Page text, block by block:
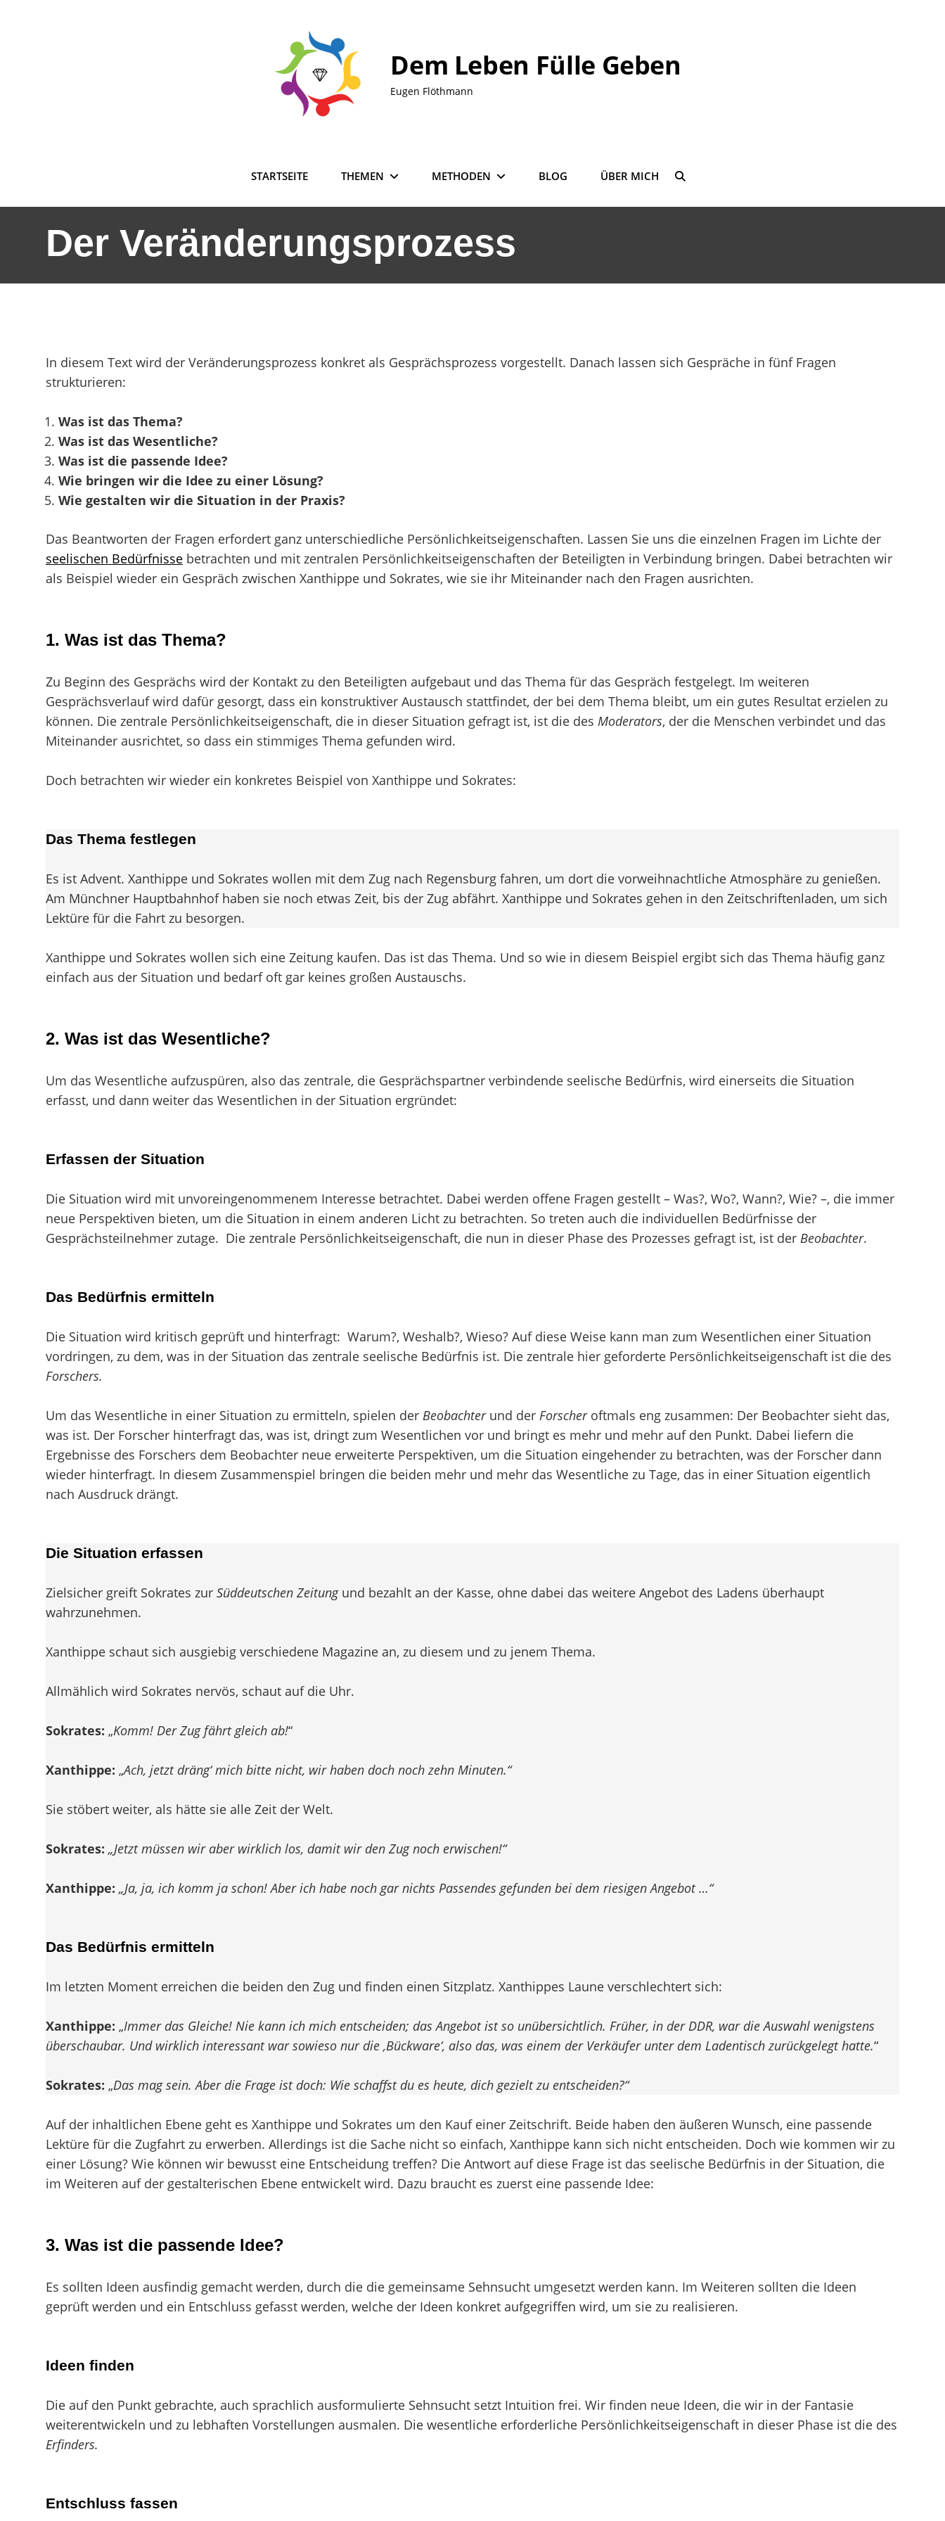
Dem Leben Fülle Geben
Eugen Flöthmann
STARTSEITE THEMEN METHODEN BLOG ÜBER MICH
Der Veränderungsprozess
In diesem Text wird der Veränderungsprozess konkret als Gesprächsprozess vorgestellt. Danach lassen sich Gespräche in fünf Fragen
strukturieren:
Was ist das Thema?
Was ist das Wesentliche?
Was ist die passende Idee?
Wie bringen wir die Idee zu einer Lösung?
Wie gestalten wir die Situation in der Praxis?
Das Beantworten der Fragen erfordert ganz unterschiedliche Persönlichkeitseigenschaften. Lassen Sie uns die einzelnen Fragen im Lichte der
seelischen Bedürfnisse betrachten und mit zentralen Persönlichkeitseigenschaften der Beteiligten in Verbindung bringen. Dabei betrachten wir
als Beispiel wieder ein Gespräch zwischen Xanthippe und Sokrates, wie sie ihr Miteinander nach den Fragen ausrichten.
1. Was ist das Thema?
Zu Beginn des Gesprächs wird der Kontakt zu den Beteiligten aufgebaut und das Thema für das Gespräch festgelegt. Im weiteren
Gesprächsverlauf wird dafür gesorgt, dass ein konstruktiver Austausch stattfindet, der bei dem Thema bleibt, um ein gutes Resultat erzielen zu
können. Die zentrale Persönlichkeitseigenschaft, die in dieser Situation gefragt ist, ist die des Moderators, der die Menschen verbindet und das
Miteinander ausrichtet, so dass ein stimmiges Thema gefunden wird.
Doch betrachten wir wieder ein konkretes Beispiel von Xanthippe und Sokrates:
Das Thema festlegen
Es ist Advent. Xanthippe und Sokrates wollen mit dem Zug nach Regensburg fahren, um dort die vorweihnachtliche Atmosphäre zu genießen.
Am Münchner Hauptbahnhof haben sie noch etwas Zeit, bis der Zug abfährt. Xanthippe und Sokrates gehen in den Zeitschriftenladen, um sich
Lektüre für die Fahrt zu besorgen.
Xanthippe und Sokrates wollen sich eine Zeitung kaufen. Das ist das Thema. Und so wie in diesem Beispiel ergibt sich das Thema häufig ganz
einfach aus der Situation und bedarf oft gar keines großen Austauschs.
2. Was ist das Wesentliche?
Um das Wesentliche aufzuspüren, also das zentrale, die Gesprächspartner verbindende seelische Bedürfnis, wird einerseits die Situation
erfasst, und dann weiter das Wesentlichen in der Situation ergründet:
Erfassen der Situation
Die Situation wird mit unvoreingenommenem Interesse betrachtet. Dabei werden offene Fragen gestellt – Was?, Wo?, Wann?, Wie? –, die immer
neue Perspektiven bieten, um die Situation in einem anderen Licht zu betrachten. So treten auch die individuellen Bedürfnisse der
Gesprächsteilnehmer zutage. Die zentrale Persönlichkeitseigenschaft, die nun in dieser Phase des Prozesses gefragt ist, ist der Beobachter.
Das Bedürfnis ermitteln
Die Situation wird kritisch geprüft und hinterfragt: Warum?, Weshalb?, Wieso? Auf diese Weise kann man zum Wesentlichen einer Situation
vordringen, zu dem, was in der Situation das zentrale seelische Bedürfnis ist. Die zentrale hier geforderte Persönlichkeitseigenschaft ist die des
Forschers.
Um das Wesentliche in einer Situation zu ermitteln, spielen der Beobachterund der Forscheroftmals eng zusammen: Der Beobachter sieht das,
was ist. Der Forscher hinterfragt das, was ist, dringt zum Wesentlichen vor und bringt es mehr und mehr auf den Punkt. Dabei liefern die
Ergebnisse des Forschers dem Beobachter neue erweiterte Perspektiven, um die Situation eingehender zu betrachten, was der Forscher dann
wieder hinterfragt. In diesem Zusammenspiel bringen die beiden mehr und mehr das Wesentliche zu Tage, das in einer Situation eigentlich
nach Ausdruck drängt.
Die Situation erfassen
Zielsicher greift Sokrates zur Süddeutschen Zeitungund bezahlt an der Kasse, ohne dabei das weitere Angebot des Ladens überhaupt
wahrzunehmen.
Xanthippe schaut sich ausgiebig verschiedene Magazine an, zu diesem und zu jenem Thema.
Allmählich wird Sokrates nervös, schaut auf die Uhr.
Sokrates: „Komm! Der Zug fährt gleich ab!“
Xanthippe: „Ach, jetzt dräng‘ mich bitte nicht, wir haben doch noch zehn Minuten.“
Sie stöbert weiter, als hätte sie alle Zeit der Welt.
Sokrates: „Jetzt müssen wir aber wirklich los, damit wir den Zug noch erwischen!“
Xanthippe: „Ja, ja, ich komm ja schon! Aber ich habe noch gar nichts Passendes gefunden bei dem riesigen Angebot …“
Das Bedürfnis ermitteln
Im letzten Moment erreichen die beiden den Zug und finden einen Sitzplatz. Xanthippes Laune verschlechtert sich:
Xanthippe: „Immer das Gleiche! Nie kann ich mich entscheiden; das Angebot ist so unübersichtlich. Früher, in der DDR, war die Auswahl wenigstens
überschaubar. Und wirklich interessant war sowieso nur die ‚Bückware‘, also das, was einem der Verkäufer unter dem Ladentisch zurückgelegt hatte.“
Sokrates: „Das mag sein. Aber die Frage ist doch: Wie schaffst du es heute, dich gezielt zu entscheiden?“
Auf der inhaltlichen Ebene geht es Xanthippe und Sokrates um den Kauf einer Zeitschrift. Beide haben den äußeren Wunsch, eine passende
Lektüre für die Zugfahrt zu erwerben. Allerdings ist die Sache nicht so einfach, Xanthippe kann sich nicht entscheiden. Doch wie kommen wir zu
einer Lösung? Wie können wir bewusst eine Entscheidung treffen? Die Antwort auf diese Frage ist das seelische Bedürfnis in der Situation, die
im Weiteren auf der gestalterischen Ebene entwickelt wird. Dazu braucht es zuerst eine passende Idee:
3. Was ist die passende Idee?
Es sollten Ideen ausfindig gemacht werden, durch die die gemeinsame Sehnsucht umgesetzt werden kann. Im Weiteren sollten die Ideen
geprüft werden und ein Entschluss gefasst werden, welche der Ideen konkret aufgegriffen wird, um sie zu realisieren.
Ideen finden
Die auf den Punkt gebrachte, auch sprachlich ausformulierte Sehnsucht setzt Intuition frei. Wir finden neue Ideen, die wir in der Fantasie
weiterentwickeln und zu lebhaften Vorstellungen ausmalen. Die wesentliche erforderliche Persönlichkeitseigenschaft in dieser Phase ist die des
Erfinders.
Entschluss fassen